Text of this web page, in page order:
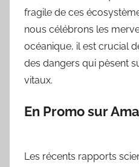
fragile de ces
nous célébrons les
océanique, il est crucial
des dangers qui pèsent
vitaux.
En Promo sur
Les récents rapports